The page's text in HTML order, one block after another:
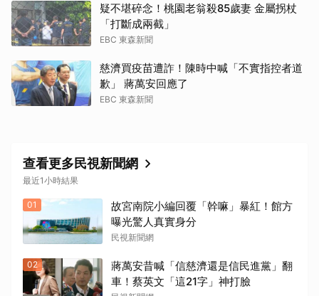
疑不堪碎念！桃園老翁殺85歲妻 金屬拐杖
「打斷成兩截」
EBC 東森新聞
慈濟買疫苗遭詐！陳時中喊「不實指控者道
歉」 蔣萬安回應了
EBC 東森新聞
查看更多民視新聞網
最近1小時結果
01
故宮南院小編回覆「幹嘛」暴紅！館方
曝光驚人真實身分
民視新聞網
02
蔣萬安昔喊「信慈濟還是信民進黨」翻
車！蔡英文「這21字」神打臉